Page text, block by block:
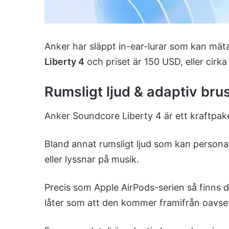
Anker har släppt in-ear-lurar som kan
Liberty 4 och priset är 150 USD, eller
Rumsligt ljud & adaptiv
Anker Soundcore Liberty 4 är ett
Bland annat rumsligt ljud som kan
eller lyssnar på musik.
Precis som Apple AirPods-serien så
låter som att den kommer framifrån